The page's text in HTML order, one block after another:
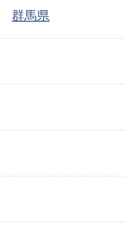
群馬県